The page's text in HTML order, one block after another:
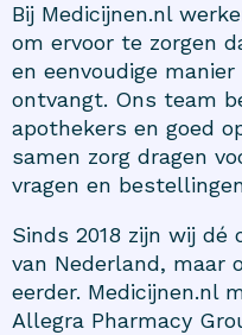
Bij Medicijnen.nl
om ervoor te zorgen
en eenvoudige
ontvangt. Ons team
apothekers en goed
samen zorg dragen
vragen en
Sinds 2018 zijn wij
van Nederland, maar
eerder. Medicijnen.nl
Allegra Pharmacy